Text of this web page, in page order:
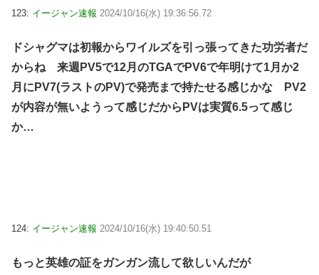
123: イージャン速報 2024/10/16(水) 19:36:56.72
ドシャグマは初報からワイルズを引っ張ってきた功労者だ
からね 来週PV5で12月のTGAでPV6で年明けて1月か2
月にPV7(ラストのPV)で発売まで持たせる感じかな PV2
が内容が無いようって感じだからPVは実質6.5って感じ
か…
124: イージャン速報 2024/10/16(水) 19:40:50.51
もっと英雄の証をガンガン流して欲しいんだが